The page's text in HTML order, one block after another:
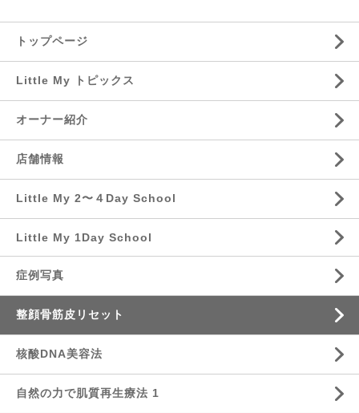
トップページ
Little My トピックス
オーナー紹介
店舗情報
Little My 2〜４Day School
Little My 1Day School
症例写真
整顔骨筋皮リセット
核酸DNA美容法
自然の力で肌質再生療法 1